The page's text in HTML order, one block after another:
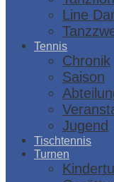
Line
Tennis
Chronik
Saison
Jugend
Tischtennis
Turnen